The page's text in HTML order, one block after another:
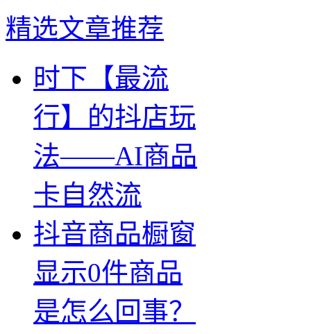
精选文章推荐
时下【最流
行】的抖店玩
法——AI商品
卡自然流
抖音商品橱窗
显示0件商品
是怎么回事？